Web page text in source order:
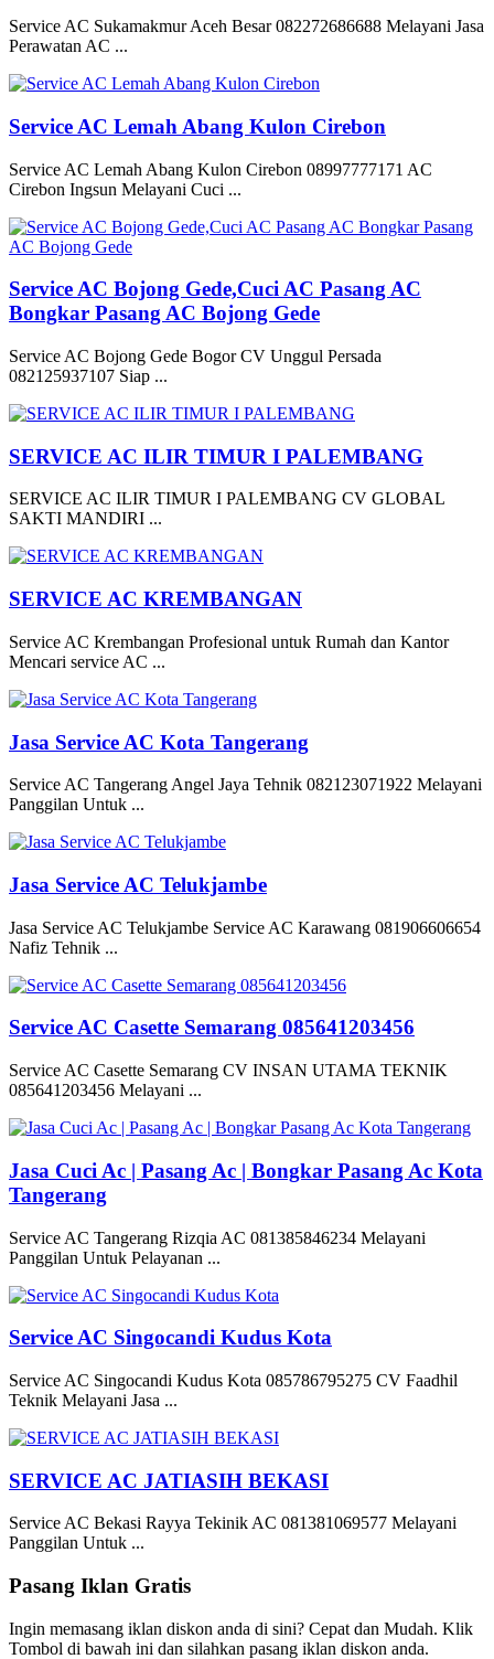
Service AC Sukamakmur Aceh Besar 082272686688 Melayani Jasa
Perawatan AC ...
Service AC Lemah Abang Kulon Cirebon
Service AC Lemah Abang Kulon Cirebon 08997777171 AC
Cirebon Ingsun Melayani Cuci ...
Service AC Bojong Gede,Cuci AC Pasang AC
Bongkar Pasang AC Bojong Gede
Service AC Bojong Gede Bogor CV Unggul Persada
082125937107 Siap ...
SERVICE AC ILIR TIMUR I PALEMBANG
SERVICE AC ILIR TIMUR I PALEMBANG CV GLOBAL
SAKTI MANDIRI ...
SERVICE AC KREMBANGAN
Service AC Krembangan Profesional untuk Rumah dan Kantor
Mencari service AC ...
Jasa Service AC Kota Tangerang
Service AC Tangerang Angel Jaya Tehnik 082123071922 Melayani
Panggilan Untuk ...
Jasa Service AC Telukjambe
Jasa Service AC Telukjambe Service AC Karawang 081906606654
Nafiz Tehnik ...
Service AC Casette Semarang 085641203456
Service AC Casette Semarang CV INSAN UTAMA TEKNIK
085641203456 Melayani ...
Jasa Cuci Ac | Pasang Ac | Bongkar Pasang Ac Kota
Tangerang
Service AC Tangerang Rizqia AC 081385846234 Melayani
Panggilan Untuk Pelayanan ...
Service AC Singocandi Kudus Kota
Service AC Singocandi Kudus Kota 085786795275 CV Faadhil
Teknik Melayani Jasa ...
SERVICE AC JATIASIH BEKASI
Service AC Bekasi Rayya Tekinik AC 081381069577 Melayani
Panggilan Untuk ...
Pasang Iklan Gratis
Ingin memasang iklan diskon anda di sini? Cepat dan Mudah. Klik
Tombol di bawah ini dan silahkan pasang iklan diskon anda.